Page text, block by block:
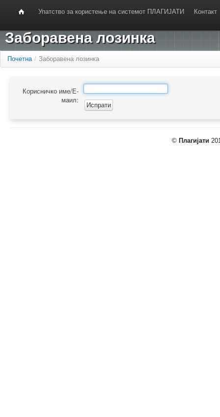
Упатство за користење на системот ПЛАГИЈАТИ Контакт
Заборавена лозинка
Почетна / Заборавена лозинка
Корисничко име/Е-
маил:
© Плагијати